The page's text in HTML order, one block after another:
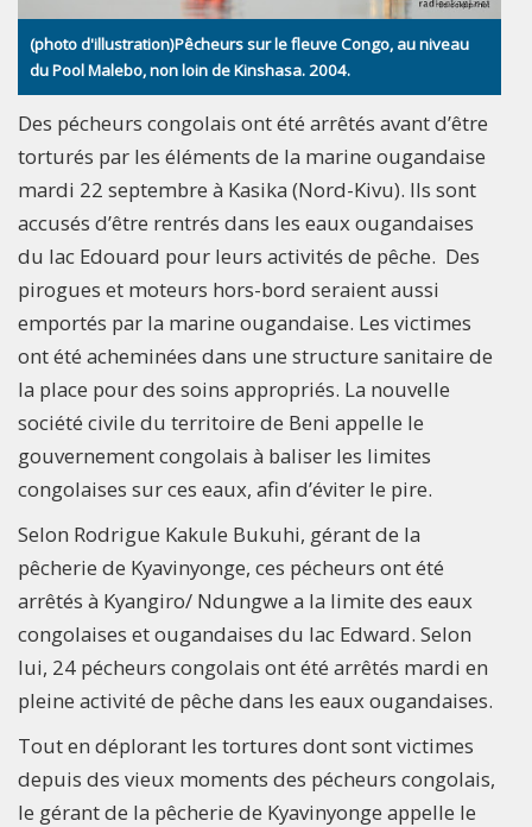
(photo d'illustration)Pêcheurs sur le fleuve Congo, au niveau
du Pool Malebo, non loin de Kinshasa. 2004.
Des pécheurs congolais ont été arrêtés avant d’être
torturés par les éléments de la marine ougandaise
mardi 22 septembre à Kasika (Nord-Kivu). Ils sont
accusés d’être rentrés dans les eaux ougandaises
du lac Edouard pour leurs activités de pêche. Des
pirogues et moteurs hors-bord seraient aussi
emportés par la marine ougandaise. Les victimes
ont été acheminées dans une structure sanitaire de
la place pour des soins appropriés. La nouvelle
société civile du territoire de Beni appelle le
gouvernement congolais à baliser les limites
congolaises sur ces eaux, afin d’éviter le pire.
Selon Rodrigue Kakule Bukuhi, gérant de la
pêcherie de Kyavinyonge, ces pécheurs ont été
arrêtés à Kyangiro/ Ndungwe a la limite des eaux
congolaises et ougandaises du lac Edward. Selon
lui, 24 pécheurs congolais ont été arrêtés mardi en
pleine activité de pêche dans les eaux ougandaises.
Tout en déplorant les tortures dont sont victimes
depuis des vieux moments des pécheurs congolais,
le gérant de la pêcherie de Kyavinyonge appelle le